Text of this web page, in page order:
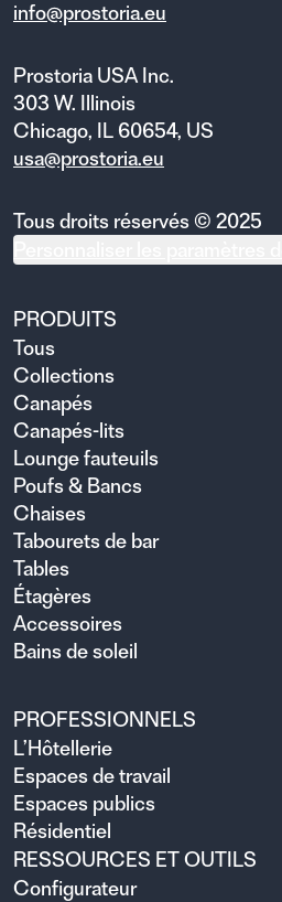
info@prostoria.eu
Prostoria USA Inc.
303 W. Illinois
Chicago, IL 60654, US
usa@prostoria.eu
Tous droits réservés © 2025
PRODUITS
Tous
Collections
Canapés
Canapés-lits
Lounge fauteuils
Poufs & Bancs
Chaises
Tabourets de bar
Tables
Étagères
Accessoires
Bains de soleil
PROFESSIONNELS
L’Hôtellerie
Espaces de travail
Espaces publics
Résidentiel
RESSOURCES ET OUTILS
Configurateur